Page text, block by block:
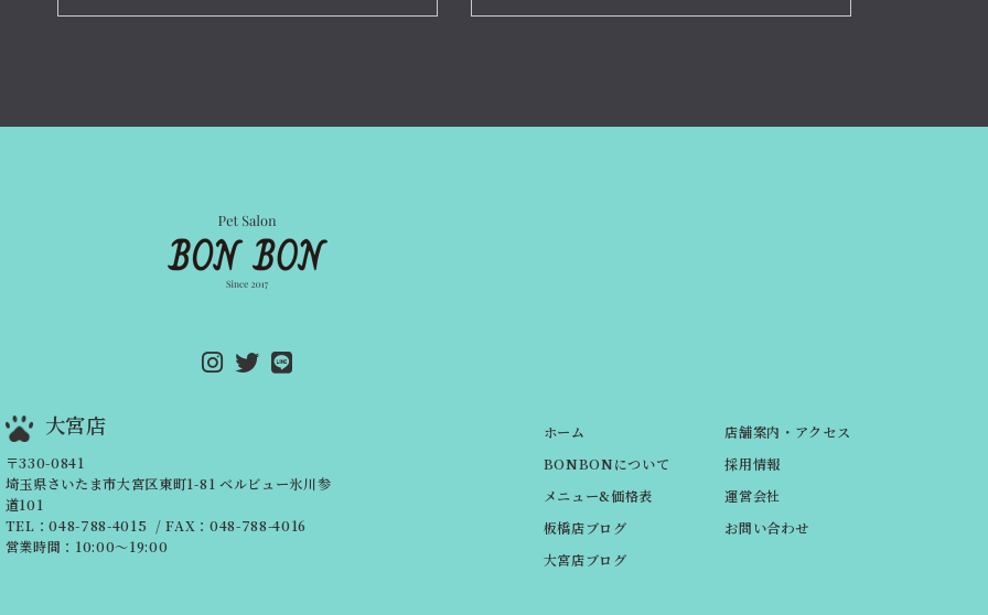
大宮店
〒330-0841
埼玉県さいたま市大宮区東町1-81 ベルビュー氷川参
道101
TEL：048-788-4015 / FAX：048-788-4016
営業時間：10:00～19:00
ホーム
BONBONについて
メニュー&価格表
板橋店ブログ
大宮店ブログ
店舗案内・アクセス
採用情報
運営会社
お問い合わせ